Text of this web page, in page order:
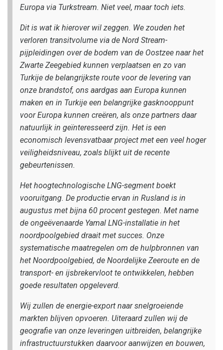
Europa via Turkstream. Niet veel, maar toch iets.
Dit is wat ik hierover wil zeggen. We zouden het
verloren transitvolume via de Nord Stream-
pijpleidingen over de bodem van de Oostzee naar het
Zwarte Zeegebied kunnen verplaatsen en zo van
Turkije de belangrijkste route voor de levering van
onze brandstof, ons aardgas aan Europa kunnen
maken en in Turkije een belangrijke gasknooppunt
voor Europa kunnen creëren, als onze partners daar
natuurlijk in geïnteresseerd zijn. Het is een
economisch levensvatbaar project met een veel hoger
veiligheidsniveau, zoals blijkt uit de recente
gebeurtenissen.
Het hoogtechnologische LNG-segment boekt
vooruitgang. De productie ervan in Rusland is in
augustus met bijna 60 procent gestegen. Met name
de ongeëvenaarde Yamal LNG-installatie in het
noordpoolgebied draait met succes. Onze
systematische maatregelen om de hulpbronnen van
het Noordpoolgebied, de Noordelijke Zeeroute en de
transport- en ijsbrekervloot te ontwikkelen, hebben
goede resultaten opgeleverd.
Wij zullen de energie-export naar snelgroeiende
markten blijven opvoeren. Uiteraard zullen wij de
geografie van onze leveringen uitbreiden, belangrijke
infrastructuurstukken daarvoor aanwijzen en bouwen,